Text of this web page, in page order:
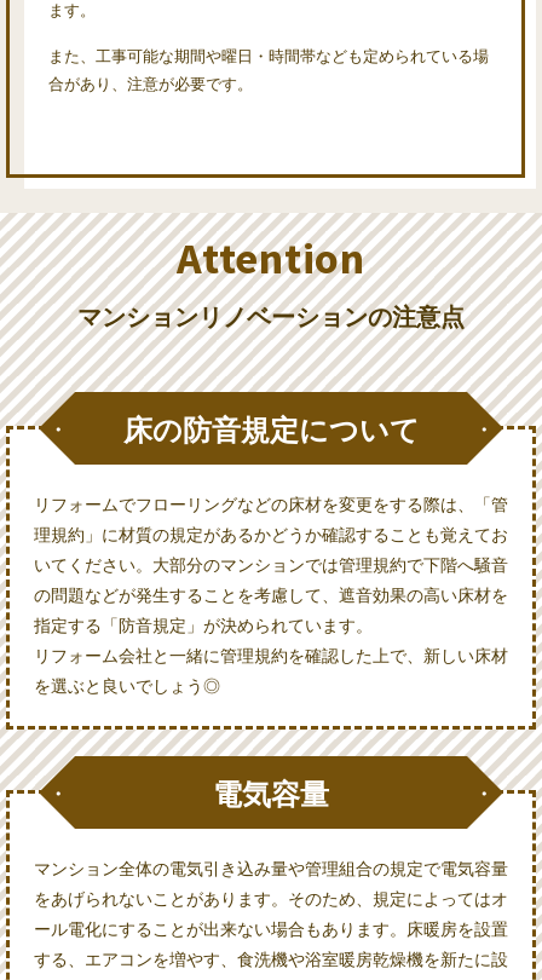
ます。
また、工事可能な期間や曜日・時間帯なども定められている場
合があり、注意が必要です。
Attention
マンションリノベーションの注意点
床の防音規定について
リフォームでフローリングなどの床材を変更をする際は、「管
理規約」に材質の規定があるかどうか確認することも覚えてお
いてください。大部分のマンションでは管理規約で下階へ騒音
の問題などが発生することを考慮して、遮音効果の高い床材を
指定する「防音規定」が決められています。
リフォーム会社と一緒に管理規約を確認した上で、新しい床材
を選ぶと良いでしょう◎
電気容量
マンション全体の電気引き込み量や管理組合の規定で電気容量
をあげられないことがあります。そのため、規定によってはオ
ール電化にすることが出来ない場合もあります。床暖房を設置
する、エアコンを増やす、食洗機や浴室暖房乾燥機を新たに設